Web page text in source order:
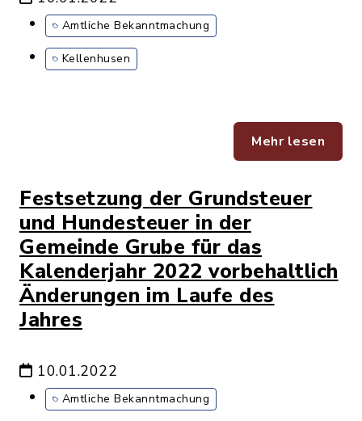
Amtliche Bekanntmachung
Kellenhusen
Mehr lesen
Festsetzung der Grundsteuer
und Hundesteuer in der
Gemeinde Grube für das
Kalenderjahr 2022 vorbehaltlich
Änderungen im Laufe des
Jahres
10.01.2022
Amtliche Bekanntmachung